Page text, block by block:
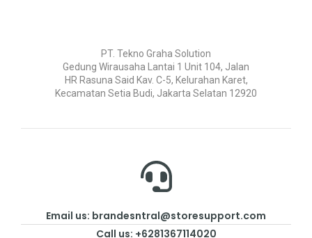
PT. Tekno Graha Solution
Gedung Wirausaha Lantai 1 Unit 104, Jalan
HR Rasuna Said Kav. C-5, Kelurahan Karet,
Kecamatan Setia Budi, Jakarta Selatan 12920
Email us: brandesntral@storesupport.com
Call us: +6281367114020